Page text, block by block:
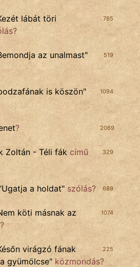
785
lábát töri
519
az unalmast"
1094
is köszön"
2069
?
329
Zoltán - Téli fák című
689
Ugatja a holdat" szólás?
1074
köti másnak az
225
virágzó fának
gyümölcse" közmondás?